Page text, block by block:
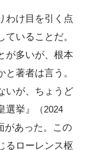
わけ目を引く点
いることだ。
が多いが、根本
著者は言う。
いが、ちょうど
挙』
（2024
があった。この
るローレンス枢